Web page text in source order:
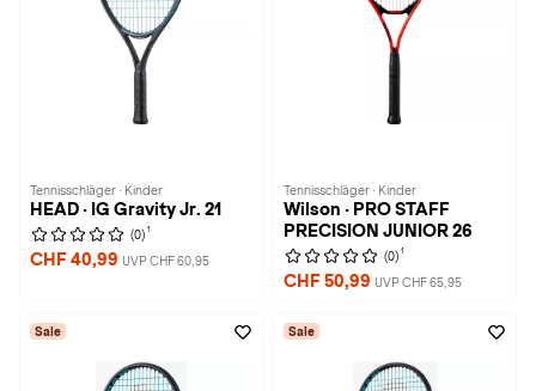
Tennisschläger · Kinder
HEAD · IG Gravity Jr. 21
(0) 1
CHF 40,99 UVP CHF 60,95
Tennisschläger · Kinder
Wilson · PRO STAFF
PRECISION JUNIOR 26
(0) 1
CHF 50,99 UVP CHF 65,95
Sale Sale